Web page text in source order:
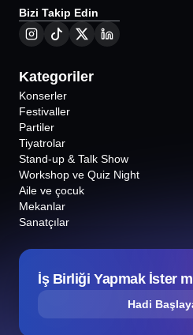
Bizi Takip Edin
Kategoriler
Konserler
Festivaller
Partiler
Tiyatrolar
Stand-up & Talk Show
Workshop ve Quiz Night
Aile ve çocuk
Mekanlar
Sanatçılar
İş Birliği Yapmak İster
Hadi